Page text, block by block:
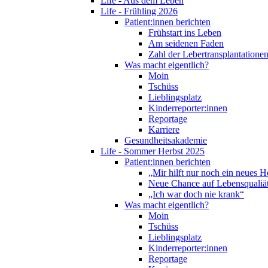
Life - Frühling 2026
Patient:innen berichten
Frühstart ins Leben
Am seidenen Faden
Zahl der
Was macht eigentlich?
Moin
Tschüss
Lieblingsplatz
Kinderreporter:innen
Reportage
Karriere
Gesundheitsakademie
Life - Sommer Herbst 2025
Patient:innen berichten
„Mir hilft nur noch ein neues
Neue Chance auf
„Ich war doch nie krank“
Was macht eigentlich?
Moin
Tschüss
Lieblingsplatz
Kinderreporter:innen
Reportage